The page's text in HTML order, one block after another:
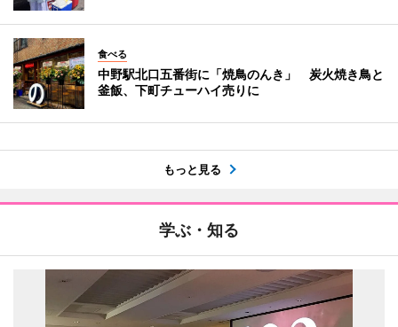
食べる
中野駅北口五番街に「焼鳥のんき」 炭火焼き鳥と
釜飯、下町チューハイ売りに
もっと見る
学ぶ・知る